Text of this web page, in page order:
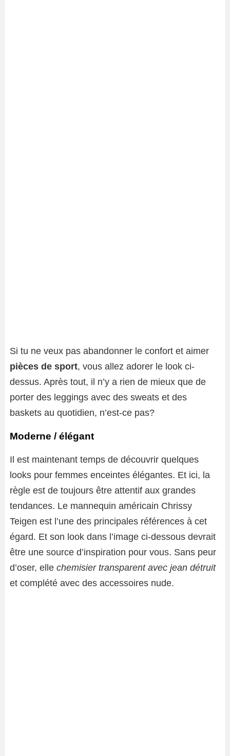
Si tu ne veux pas abandonner le confort et aimer
pièces de sport, vous allez adorer le look ci-
dessus. Après tout, il n’y a rien de mieux que de
porter des leggings avec des sweats et des
baskets au quotidien, n’est-ce pas?
Moderne / élégant
Il est maintenant temps de découvrir quelques
looks pour femmes enceintes élégantes. Et ici, la
règle est de toujours être attentif aux grandes
tendances. Le mannequin américain Chrissy
Teigen est l’une des principales références à cet
égard. Et son look dans l’image ci-dessous devrait
être une source d’inspiration pour vous. Sans peur
d’oser, elle chemisier transparent avec jean détruit
et complété avec des accessoires nude.